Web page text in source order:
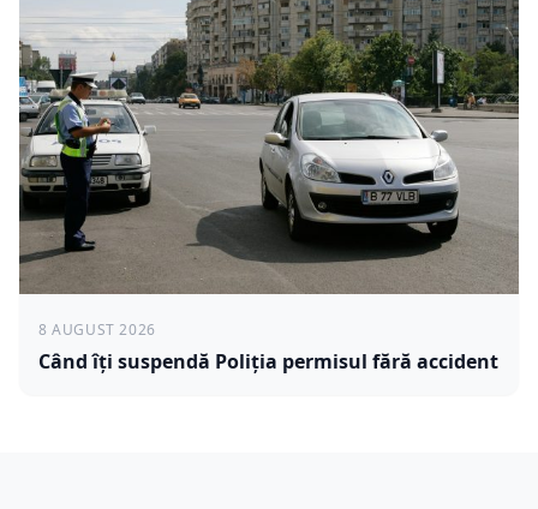
8 AUGUST 2026
Când îți suspendă Poliția permisul fără accident